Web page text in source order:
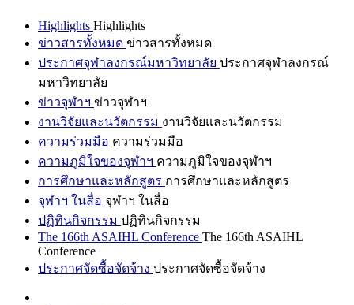
Highlights Highlights
ข่าวสารทั้งหมด ข่าวสารทั้งหมด
ประกาศจุฬาลงกรณ์มหาวิทยาลัย ประกาศจุฬาลงกรณ์
มหาวิทยาลัย
ข่าวจุฬาฯ ข่าวจุฬาฯ
งานวิจัยและนวัตกรรม งานวิจัยและนวัตกรรม
ความร่วมมือ ความร่วมมือ
ความภูมิใจของจุฬาฯ ความภูมิใจของจุฬาฯ
การศึกษาและหลักสูตร การศึกษาและหลักสูตร
จุฬาฯ ในสื่อ จุฬาฯ ในสื่อ
ปฏิทินกิจกรรม ปฏิทินกิจกรรม
The 166th ASAIHL Conference The 166th ASAIHL
Conference
ประกาศจัดซื้อจัดจ้าง ประกาศจัดซื้อจัดจ้าง